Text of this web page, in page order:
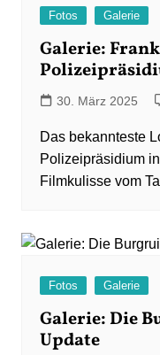
Fotos Galerie
Galerie:
30. März 2025
Das bekannteste
Polizeipräsidium
Filmkulisse vom
Fotos Galerie
Galerie: Die
Update